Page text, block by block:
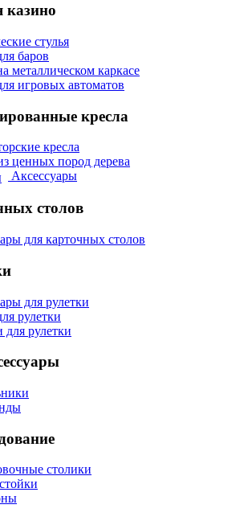
казино
стулья
баров
металлическом каркасе
игровых автоматов
кресла
кресла
ценных пород дерева
Аксессуары
столов
для карточных столов
для рулетки
рулетки
для рулетки
столики